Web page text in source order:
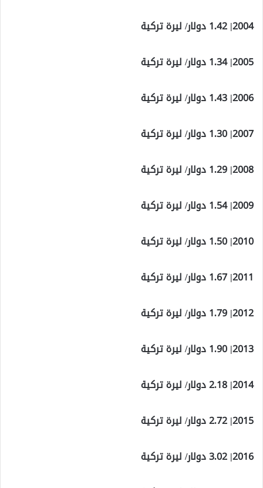
2004| 1.42 دولار/ ليرة تركية
2005| 1.34 دولار/ ليرة تركية
2006| 1.43 دولار/ ليرة تركية
2007| 1.30 دولار/ ليرة تركية
2008| 1.29 دولار/ ليرة تركية
2009| 1.54 دولار/ ليرة تركية
2010| 1.50 دولار/ ليرة تركية
2011| 1.67 دولار/ ليرة تركية
2012| 1.79 دولار/ ليرة تركية
2013| 1.90 دولار/ ليرة تركية
2014| 2.18 دولار/ ليرة تركية
2015| 2.72 دولار/ ليرة تركية
2016| 3.02 دولار/ ليرة تركية